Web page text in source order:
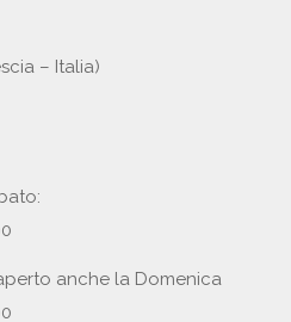
– Italia)
anche la Domenica